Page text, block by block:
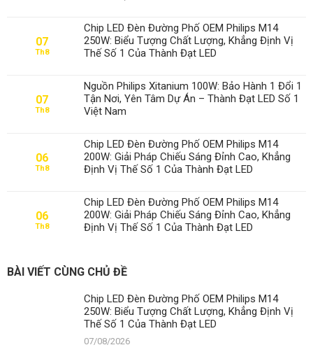
07
Th8
Chip LED Đèn Đường Phố OEM Philips M14
250W: Biểu Tượng Chất Lượng, Khẳng Định Vị
Thế Số 1 Của Thành Đạt LED
07
Th8
Nguồn Philips Xitanium 100W: Bảo Hành 1 Đổi 1
Tận Nơi, Yên Tâm Dự Án – Thành Đạt LED Số 1
Việt Nam
06
Th8
Chip LED Đèn Đường Phố OEM Philips M14
200W: Giải Pháp Chiếu Sáng Đỉnh Cao, Khẳng
Định Vị Thế Số 1 Của Thành Đạt LED
06
Th8
Chip LED Đèn Đường Phố OEM Philips M14
200W: Giải Pháp Chiếu Sáng Đỉnh Cao, Khẳng
Định Vị Thế Số 1 Của Thành Đạt LED
BÀI VIẾT CÙNG CHỦ ĐỀ
Chip LED Đèn Đường Phố OEM Philips M14
250W: Biểu Tượng Chất Lượng, Khẳng Định Vị
Thế Số 1 Của Thành Đạt LED
07/08/2026